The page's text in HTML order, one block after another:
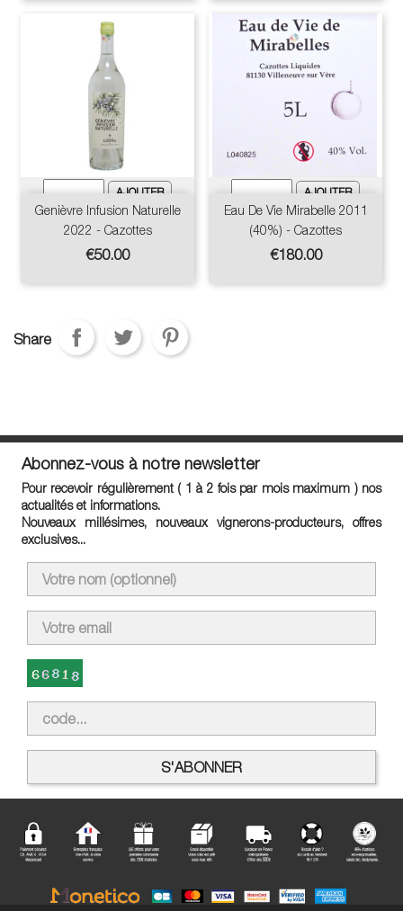
Genièvre Infusion Naturelle
2022 - Cazottes
Price
€50.00
Eau De Vie Mirabelle 2011
(40%) - Cazottes
Price
€180.00
Share
Abonnez-vous à notre newsletter
Pour recevoir régulièrement ( 1 à 2 fois par mois maximum ) nos
actualités et informations.
Nouveaux millésimes, nouveaux vignerons-producteurs, offres
exclusives...